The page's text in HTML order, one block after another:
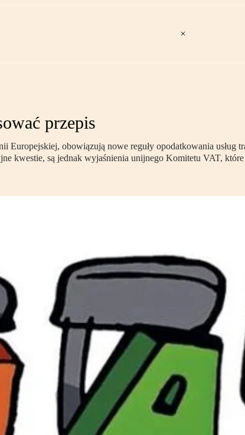
przepis
Europejskiej, obowiązują nowe reguły opodatkowania
kwestie, są jednak wyjaśnienia unijnego Komitetu VAT,